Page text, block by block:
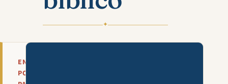
✦
EN
POCAS
Mira esta explicación en